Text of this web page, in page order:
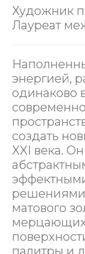
Художник
Лауреат
энергией,
одинаково
создать
XXI века.
решениями,
матового
мерцающих
палитры и